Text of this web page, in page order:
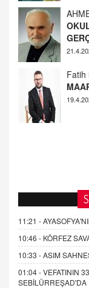
Fatih
11:21 -
10:46 - KÖRFEZ
10:33 -ASIM
01:04 -VEFATININ
SEBİLÜRREŞAD'DA